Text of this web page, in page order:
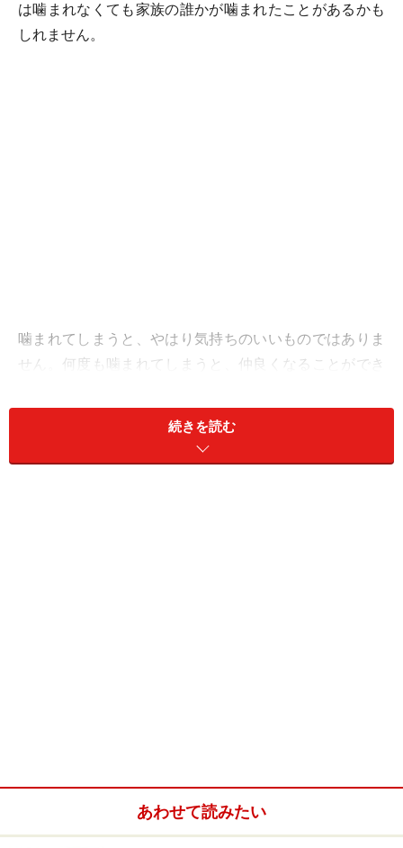
は噛まれなくても家族の誰かが噛まれたことがあるかも
しれません。
噛まれてしまうと、やはり気持ちのいいものではありま
せん。何度も噛まれてしまうと、仲良くなることができ
続きを読む
あわせて読みたい